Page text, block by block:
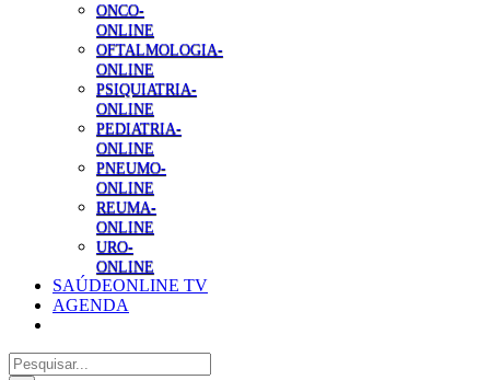
ONCO-
ONLINE
OFTALMOLOGIA-
ONLINE
PSIQUIATRIA-
ONLINE
PEDIATRIA-
ONLINE
PNEUMO-
ONLINE
REUMA-
ONLINE
URO-
ONLINE
SAÚDEONLINE TV
AGENDA
Pesquisar